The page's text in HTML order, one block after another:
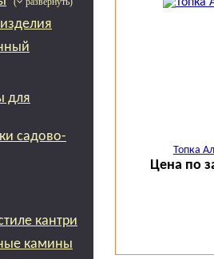
для
садово-
кантри
камины
- футеровка
- футеровка
- система
- открывание
Топка
Цена по